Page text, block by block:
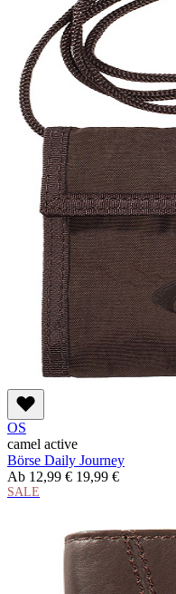
OS
camel active
Börse Daily Journey
Ab 12,99 € 19,99 €
SALE